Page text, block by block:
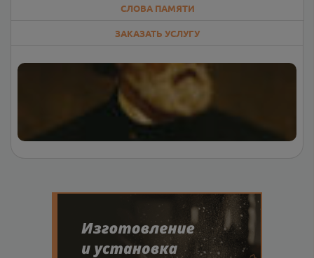
СЛОВА ПАМЯТИ
ЗАКАЗАТЬ УСЛУГУ